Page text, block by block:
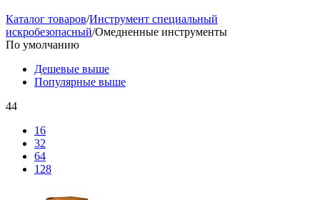
Каталог товаров/Инструмент специальный
искробезопасный/Омедненные инструменты
По умолчанию
Дешевые выше
Популярные выше
44
16
32
64
128